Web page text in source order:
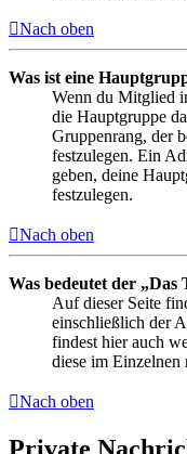
Nach oben
Was ist eine
Wenn du Mitglied
die Hauptgruppe
Gruppenrang, der
festzulegen. Ein
geben, deine
festzulegen.
Nach oben
Was bedeutet der
Auf dieser Seite
einschließlich der
findest hier auch
diese im Einzelnen
Nach oben